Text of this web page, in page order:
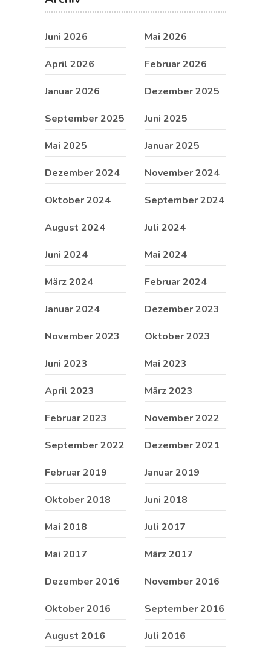
Juni 2026 Mai 2026
April 2026 Februar 2026
Januar 2026 Dezember 2025
September 2025 Juni 2025
Mai 2025 Januar 2025
Dezember 2024 November 2024
Oktober 2024 September 2024
August 2024 Juli 2024
Juni 2024 Mai 2024
März 2024 Februar 2024
Januar 2024 Dezember 2023
November 2023 Oktober 2023
Juni 2023 Mai 2023
April 2023 März 2023
Februar 2023 November 2022
September 2022 Dezember 2021
Februar 2019 Januar 2019
Oktober 2018 Juni 2018
Mai 2018 Juli 2017
Mai 2017 März 2017
Dezember 2016 November 2016
Oktober 2016 September 2016
August 2016 Juli 2016